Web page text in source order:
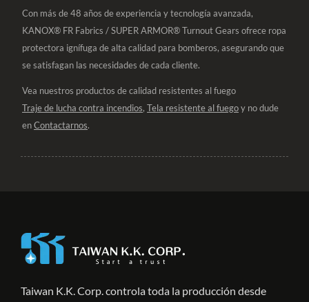
Con más de 48 años de experiencia y tecnología avanzada,
KANOX® FR Fabrics / SUPER ARMOR® Turnout Gears ofrece ropa
protectora ignífuga de alta calidad para bomberos, asegurando que
se satisfagan las necesidades de cada cliente.
Vea nuestros productos de calidad resistentes al fuego
Traje de lucha contra incendios, Tela resistente al fuegoy no dude
enContactarnos.
Taiwan K.K. Corp. controla toda la producción desde